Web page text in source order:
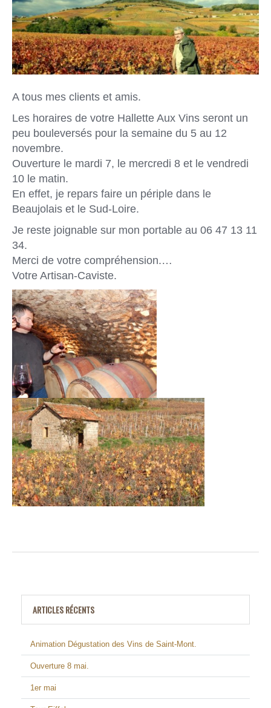
A tous mes clients et amis.
Les horaires de votre Hallette Aux Vins seront un
peu bouleversés pour la semaine du 5 au 12
novembre.
Ouverture le mardi 7, le mercredi 8 et le vendredi
10 le matin.
En effet, je repars faire un périple dans le
Beaujolais et le Sud-Loire.
Je reste joignable sur mon portable au 06 47 13 11
34.
Merci de votre compréhension.…
Votre Artisan-Caviste.
ARTICLES RÉCENTS
Animation Dégustation des Vins de Saint-Mont.
Ouverture 8 mai.
1er mai